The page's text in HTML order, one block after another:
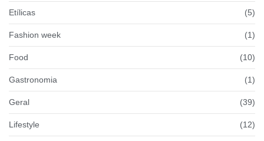
Etílicas (5)
Fashion week (1)
Food (10)
Gastronomia (1)
Geral (39)
Lifestyle (12)